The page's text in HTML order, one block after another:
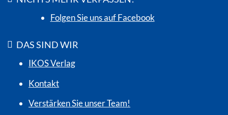
Folgen Sie uns auf Facebook
DAS SIND WIR
IKOS Verlag
Kontakt
Verstärken Sie unser Team!